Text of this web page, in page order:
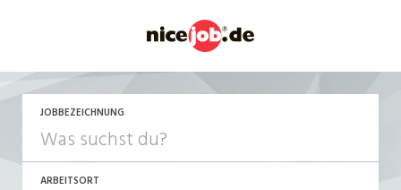
JOBBEZEICHNUNG
ARBEITSORT